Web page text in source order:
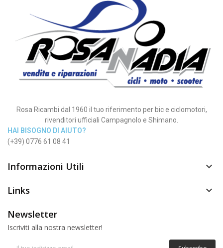
Rosa Ricambi dal 1960 il tuo riferimento per bic e ciclomotori,
rivenditori ufficiali Campagnolo e Shimano.
HAI BISOGNO DI AIUTO?
(+39) 0776 61 08 41
Informazioni Utili 
Links 
Newsletter
Iscriviti alla nostra newsletter!